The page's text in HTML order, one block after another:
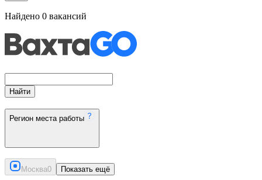
Найдено 0 вакансий
Найти
Регион места работы
Москва0 Показать ещё